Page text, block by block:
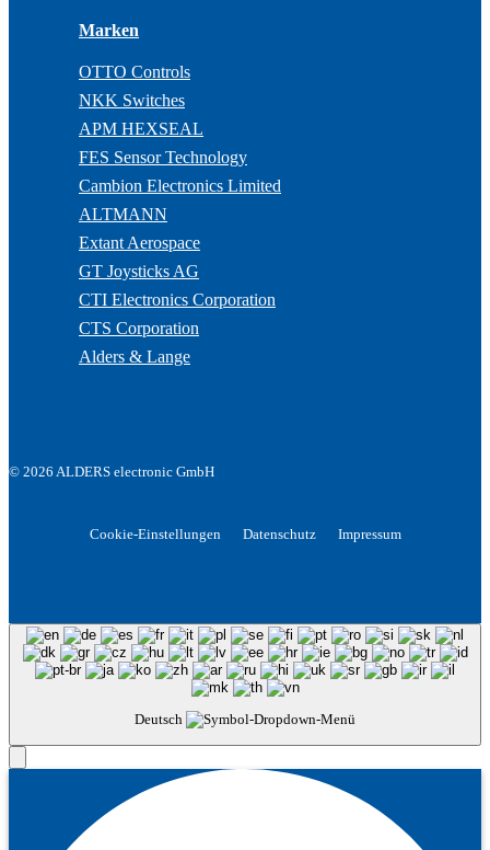
Marken
OTTO Controls
NKK Switches
APM HEXSEAL
FES Sensor Technology
Cambion Electronics Limited
ALTMANN
Extant Aerospace
GT Joysticks AG
CTI Electronics Corporation
CTS Corporation
Alders & Lange
© 2026 ALDERS electronic GmbH
Cookie-Einstellungen Datenschutz Impressum
Deutsch